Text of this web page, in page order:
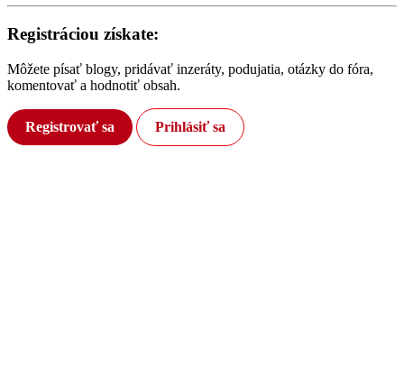
Registráciou získate:
Môžete písať blogy, pridávať inzeráty, podujatia, otázky do fóra,
komentovať a hodnotiť obsah.
Registrovať sa Prihlásiť sa